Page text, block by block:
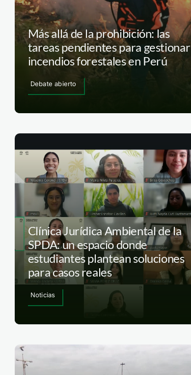
Más allá de la prohibición: las
tareas pendientes para gestionar
incendios forestales en Perú
Debate abierto
Clínica Jurídica Ambiental de la
SPDA: un espacio donde
estudiantes plantean soluciones
para casos reales
Noticias